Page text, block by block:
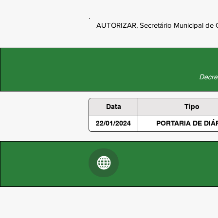
AUTORIZAR, Secretário Municipal
Data Tipo
22/01/2024 PORTARIA DE